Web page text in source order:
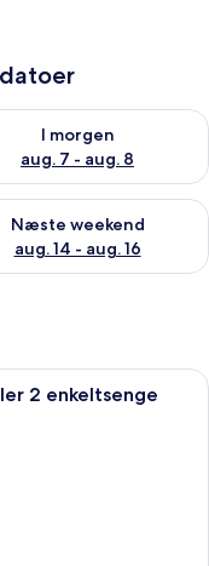
7
I morgen
aug. 7 - aug. 8
for i
aug. 7 - aug. 9
Næste weekend
aug. 14 - aug. 16
for næste
med en seng, et
2 enkeltsenge